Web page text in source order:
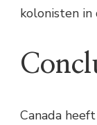
kolonisten in
Canada